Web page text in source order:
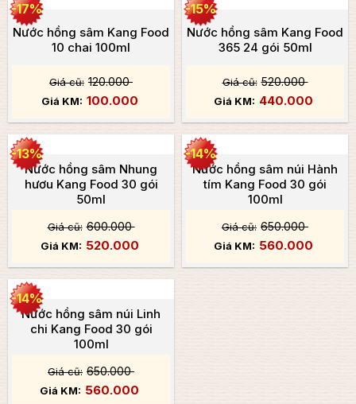
-17%
Nước hồng sâm Kang Food
10 chai 100ml
120.000
100.000
-15%
Nước hồng sâm Kang Food
365 24 gói 50ml
520.000
440.000
-13%
Nước hồng sâm Nhung
hươu Kang Food 30 gói
50ml
600.000
520.000
-14%
Nước hồng sâm núi Hành
tím Kang Food 30 gói
100ml
650.000
560.000
-14%
Nước hồng sâm núi Linh
chi Kang Food 30 gói
100ml
650.000
560.000